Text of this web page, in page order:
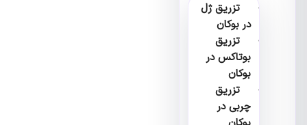
تزریق ژل
در بوکان
تزریق
بوتاکس در
بوکان
تزریق
چربی در